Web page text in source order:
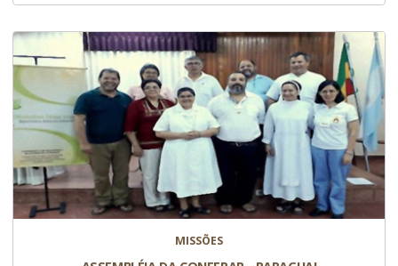
MISSÕES